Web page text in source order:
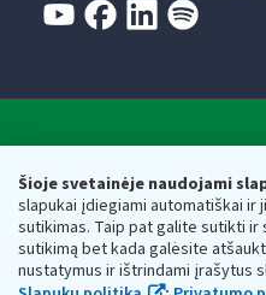
Šioje svetainėje naudojami
slapukai įdiegiami automatiškai ir
sutikimas. Taip pat galite sutikti ir
sutikimą bet kada galėsite
nustatymus ir ištrindami įrašytus
Respublikos finansų
Biudžetinė įstaiga. Juridinio
adresas: Vasario 16-osios g. 14,
vmi@vmi.lt, E. pristatymo dėžutės
Duomenys apie Valstybinę